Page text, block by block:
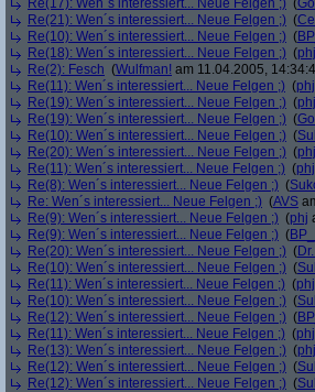
Re(17): Wen´s interessiert... Neue Felgen ;) (
Re(21): Wen´s interessiert... Neue Felgen ;) (
Re(10): Wen´s interessiert... Neue Felgen ;) (
Re(18): Wen´s interessiert... Neue Felgen ;) (phj
Re(2): Fesch (Wulfman! am 11.04.2005,
Re(11): Wen´s interessiert... Neue Felgen ;) (phj
Re(19): Wen´s interessiert... Neue Felgen ;) (phj
Re(19): Wen´s interessiert... Neue Felgen ;) (
Re(10): Wen´s interessiert... Neue Felgen ;) (
Re(20): Wen´s interessiert... Neue Felgen ;) (phj
Re(11): Wen´s interessiert... Neue Felgen ;) (phj
Re(8): Wen´s interessiert... Neue Felgen ;) (
Re: Wen´s interessiert... Neue Felgen ;) (AVS
Re(9): Wen´s interessiert... Neue Felgen ;) (phj
Re(9): Wen´s interessiert... Neue Felgen ;) (
Re(20): Wen´s interessiert... Neue Felgen ;) (
Re(10): Wen´s interessiert... Neue Felgen ;) (
Re(11): Wen´s interessiert... Neue Felgen ;) (phj
Re(10): Wen´s interessiert... Neue Felgen ;) (
Re(12): Wen´s interessiert... Neue Felgen ;) (
Re(11): Wen´s interessiert... Neue Felgen ;) (phj
Re(13): Wen´s interessiert... Neue Felgen ;) (phj
Re(12): Wen´s interessiert... Neue Felgen ;) (
Re(12): Wen´s interessiert... Neue Felgen ;) (